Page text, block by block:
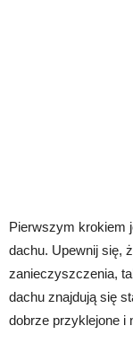
Pierwszym krokiem
dachu. Upewnij się,
zanieczyszczenia,
dachu znajdują się
dobrze przyklejone i